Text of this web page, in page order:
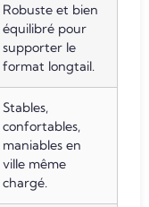
Robuste et bien
équilibré pour
supporter le
format longtail.
Stables,
confortables,
maniables en
ville même
chargé.